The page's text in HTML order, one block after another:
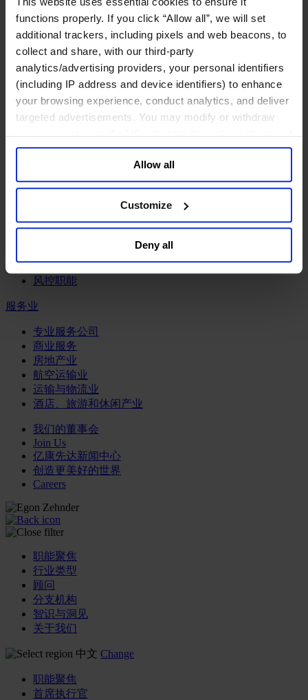
functions properly. If you click “Allow all”, we will set
additional trackers, including pixels and web beacons, to
collect and share, with our third-party
analytics/advertising providers, your personal identifiers
(including IP address and device identifiers) to enhance
your browsing experience, conduct analytics, and deliver
targeted advertisements. You may modify or withdraw
your consent or, in the US, object to the sale or sharing of
your data for targeted advertising, by clicking “Do Not
Sell or Share My Personal Information” in the footer of
the website. You must opt-out of each device and each
browser. For additional information and retention terms
general collection and use of personal information see
Allow all
Customize
Deny all
工业
化工与过程工业咨询团队
机械与工业技术
汽车与交通设备
能源业
金属与矿业
金融服务业
主权财富基金
保险业
投资银行、企业银行与金融市场
私募股权投资行业
财富管理
零售金融服务
风控职能
服务业
专业服务公司
商业服务
房地产业
航空运输业
运输与物流业
酒店、旅游和休闲产业
我们的董事会
Join Us
亿康先达新闻中心
创造更美好的世界
Careers
职能聚焦
行业类型
顾问
分支机构
智识与洞见
关于我们
中文 Change
职能聚焦
首席执行官